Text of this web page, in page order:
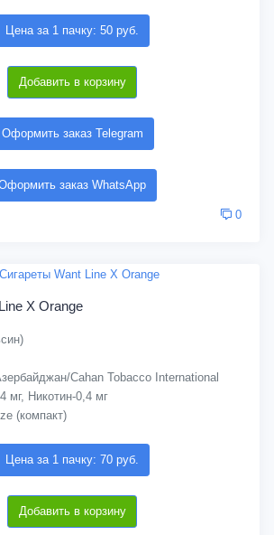
Цена за 1 пачку: 50 руб.
Добавить в корзину
Оформить заказ Telegram
заказ WhatsApp
0
X Orange
Cahan Tobacco International
мг, Никотин-0,4 мг
(компакт)
Цена за 1 пачку: 70 руб.
Добавить в корзину